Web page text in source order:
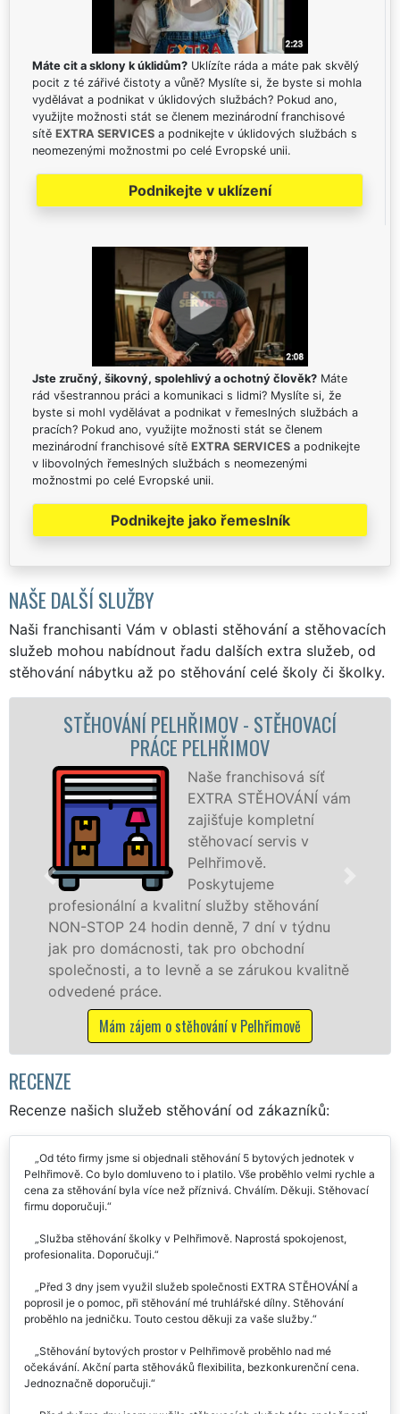
Máte cit a sklony k úklidům? Uklízíte ráda a máte pak skvělý
pocit z té zářivé čistoty a vůně? Myslíte si, že byste si mohla
vydělávat a podnikat v úklidových službách? Pokud ano,
využijte možnosti stát se členem mezinárodní franchisové
sítě EXTRA SERVICES a podnikejte v úklidových službách s
neomezenými možnostmi po celé Evropské unii.
Podnikejte v uklízení
Jste zručný, šikovný, spolehlivý a ochotný člověk? Máte
rád všestrannou práci a komunikaci s lidmi? Myslíte si, že
byste si mohl vydělávat a podnikat v řemeslných službách a
pracích? Pokud ano, využijte možnosti stát se členem
mezinárodní franchisové sítě EXTRA SERVICES a podnikejte
v libovolných řemeslných službách s neomezenými
možnostmi po celé Evropské unii.
Podnikejte jako řemeslník
NAŠE DALŠÍ SLUŽBY
Naši franchisanti Vám v oblasti stěhování a stěhovacích
služeb mohou nabídnout řadu dalších extra služeb, od
stěhování nábytku až po stěhování celé školy či školky.
STĚHOVACÍ SLUŽBA PELHŘIMOV -
STĚHOVACÍ FIRMA PELHŘIMOV
Poskytujeme
stěhovací služby v
Pelhřimově na
špičkové úrovni se
speciální stěhovací
technikou. Tyto
služby zajišťujeme domácnostem i firmám v
celém okresu Pelhřimov se zárukou kvality
franchisové sítě EXTRA STĚHOVÁNÍ.
Nabízíme stěhovací služby NON-STOP
včetně víkendů a svátků bez příplatků.
Mám zájem o stěhovací služby v Pelhřimově
RECENZE
Recenze našich služeb stěhování od zákazníků:
Od této firmy jsme si objednali stěhování 5 bytových jednotek v
Pelhřimově. Co bylo domluveno to i platilo. Vše proběhlo velmi rychle a
cena za stěhování byla více než příznivá. Chválím. Děkuji. Stěhovací
firmu doporučuji.
Služba stěhování školky v Pelhřimově. Naprostá spokojenost,
profesionalita. Doporučuji.
Před 3 dny jsem využil služeb společnosti EXTRA STĚHOVÁNÍ a
poprosil je o pomoc, při stěhování mé truhlářské dílny. Stěhování
proběhlo na jedničku. Touto cestou děkuji za vaše služby.
Stěhování bytových prostor v Pelhřimově proběhlo nad mé
očekávání. Akční parta stěhováků flexibilita, bezkonkurenční cena.
Jednoznačně doporučuji.